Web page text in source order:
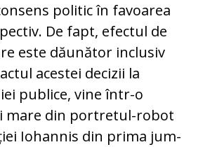
politic în favoarea
De fapt, efectul de
este dăunător in­­clu­siv
a­ces­­tei decizii la
publice, vine într-o
mare din por­tre­tul-robot
Iohannis din prima ju­m­